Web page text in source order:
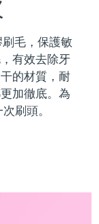
毛，保護敏
有效去除牙
的材質，耐
加徹底。為
刷頭。